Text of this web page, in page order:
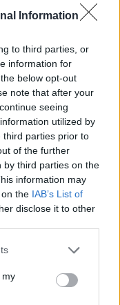
Information
to third parties, or
information for
below opt-out
note that after your
seeing
utilized by
third parties prior to
of the further
by third parties on the
information may
the IAB’s List of
disclose it to other
or more Google
You may click to
third-party tags to
my